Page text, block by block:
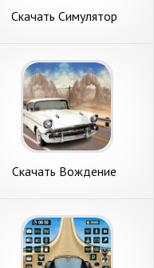
Скачать Симулятор
монеты] APK на Андроид
Скачать Вождение